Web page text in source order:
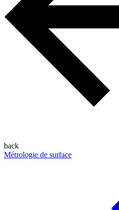
back
Métrologie de surface